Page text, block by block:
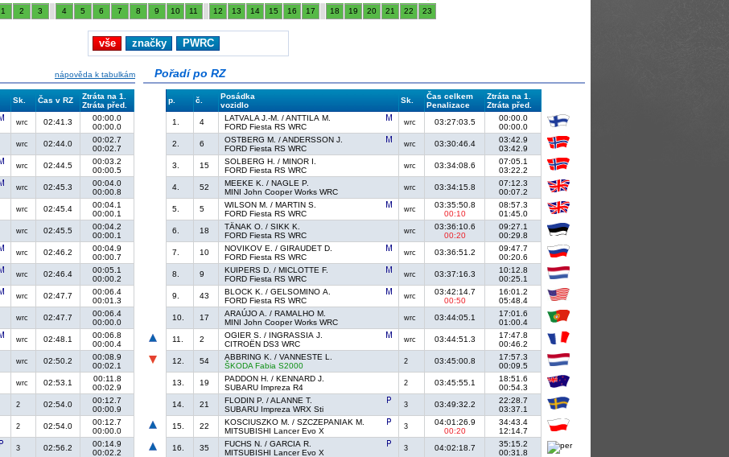
1 2 3 4 5 6 7 8 9 10 11 12 13 14 15 16 17 18 19 20 21 22 23
vše značky PWRC
nápověda k tabulkám
Sk. Čas v RZ
Ztráta na 1.
Ztráta před.
wrc 02:41.3
00:00.0
00:00.0
wrc 02:44.0
00:02.7
00:02.7
wrc 02:44.5
00:03.2
00:00.5
wrc 02:45.3
00:04.0
00:00.8
wrc 02:45.4
00:04.1
00:00.1
wrc 02:45.5
00:04.2
00:00.1
wrc 02:46.2
00:04.9
00:00.7
wrc 02:46.4
00:05.1
00:00.2
wrc 02:47.7
00:06.4
00:01.3
wrc 02:47.7
00:06.4
00:00.0
wrc 02:48.1
00:06.8
00:00.4
wrc 02:50.2
00:08.9
00:02.1
wrc 02:53.1
00:11.8
00:02.9
2 02:54.0
00:12.7
00:00.9
2 02:54.0
00:12.7
00:00.0
3 02:56.2
00:14.9
00:02.2
Pořadí po RZ
p. č.
Posádka
vozidlo
Sk.
Čas celkem
Penalizace
Ztráta na 1.
Ztráta před.
1.
4
LATVALA J.-M. / ANTTILA M.
FORD Fiesta RS WRC
wrc 03:27:03.5
00:00.0
00:00.0
2.
6
OSTBERG M. / ANDERSSON J.
FORD Fiesta RS WRC
wrc 03:30:46.4
03:42.9
03:42.9
3.
15
SOLBERG H. / MINOR I.
FORD Fiesta RS WRC
wrc 03:34:08.6
07:05.1
03:22.2
4.
52
MEEKE K. / NAGLE P.
MINI John Cooper Works WRC
wrc 03:34:15.8
07:12.3
00:07.2
5.
5
WILSON M. / MARTIN S.
FORD Fiesta RS WRC
wrc
03:35:50.8
00:10
08:57.3
01:45.0
6.
18
TÄNAK O. / SIKK K.
FORD Fiesta RS WRC
wrc
03:36:10.6
00:20
09:27.1
00:29.8
7.
10
NOVIKOV E. / GIRAUDET D.
FORD Fiesta RS WRC
wrc 03:36:51.2
09:47.7
00:20.6
8.
9
KUIPERS D. / MICLOTTE F.
FORD Fiesta RS WRC
wrc 03:37:16.3
10:12.8
00:25.1
9.
43
BLOCK K. / GELSOMINO A.
FORD Fiesta RS WRC
wrc
03:42:14.7
00:50
16:01.2
05:48.4
10.
17
ARAÚJO A. / RAMALHO M.
MINI John Cooper Works WRC
wrc 03:44:05.1
17:01.6
01:00.4
11.
2
OGIER S. / INGRASSIA J.
CITROËN DS3 WRC
wrc 03:44:51.3
17:47.8
00:46.2
12.
54
ABBRING K. / VANNESTE L.
ŠKODA Fabia S2000
2 03:45:00.8
17:57.3
00:09.5
13.
19
PADDON H. / KENNARD J.
SUBARU Impreza R4
2 03:45:55.1
18:51.6
00:54.3
14.
21
FLODIN P. / ALANNE T.
SUBARU Impreza WRX Sti
3 03:49:32.2
22:28.7
03:37.1
15.
22
KOSCIUSZKO M. / SZCZEPANIAK M.
MITSUBISHI Lancer Evo X
3
04:01:26.9
00:20
34:43.4
12:14.7
16.
35
FUCHS N. / GARCIA R.
MITSUBISHI Lancer Evo X
3 04:02:18.7
35:15.2
00:31.8